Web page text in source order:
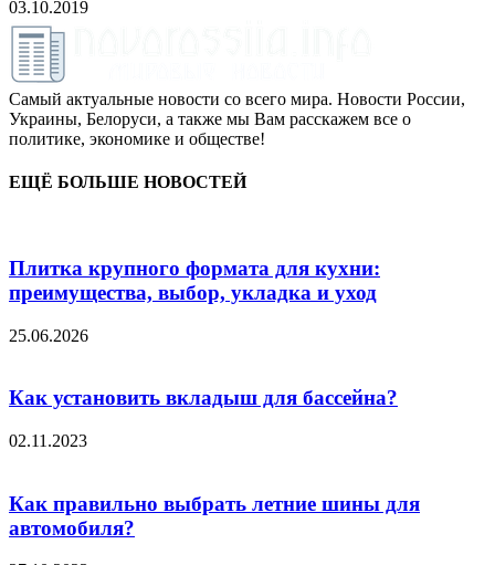
03.10.2019
Самый актуальные новости со всего мира. Новости России,
Украины, Белоруси, а также мы Вам расскажем все о
политике, экономике и обществе!
ЕЩЁ БОЛЬШЕ НОВОСТЕЙ
Плитка крупного формата для кухни:
преимущества, выбор, укладка и уход
25.06.2026
Как установить вкладыш для бассейна?
02.11.2023
Как правильно выбрать летние шины для
автомобиля?